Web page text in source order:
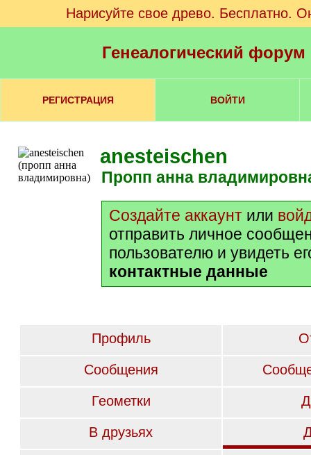
Нарисуйте свое древо. Бесплатно.
Генеалогический
РЕГИСТРАЦИЯ ВОЙТИ
anesteischen
пропп анна
Создайте аккаунт или
отправить личное
пользователю и увидеть
контактные данные
Профиль
Сообщения
Геометки
В друзьях